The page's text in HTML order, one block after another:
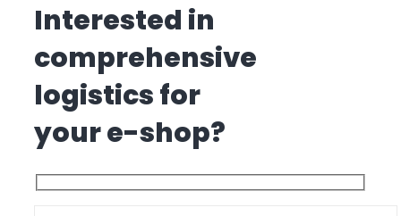
Interested in
comprehensive
logistics for
your e-shop?